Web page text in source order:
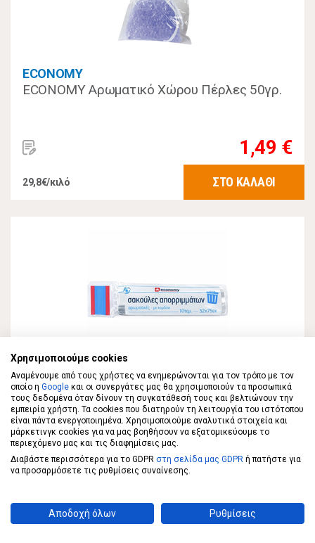
ECONOMY
ECONOMY Αρωματικό Χώρου Πέρλες 50γρ.
1,49 €
29,8€/κιλό ΣΤΟ ΚΑΛΑΘΙ
ECONOMY
ECONOMY Σακούλες Απορριμμάτων
52x75cm
0,99 €
Χρησιμοποιούμε cookies
Αναμένουμε από τους χρήστες να ενημερώνονται για τον τρόπο με τον
οποίο η Google και οι συνεργάτες μας θα χρησιμοποιούν τα προσωπικά
τους δεδομένα όταν δίνουν τη συγκατάθεσή τους και βελτιώνουν την
εμπειρία χρήστη. Τα cookies που διατηρούν τη λειτουργία του ιστότοπου
είναι πάντα ενεργοποιημένα. Χρησιμοποιούμε αναλυτικά στοιχεία και
μάρκετινγκ cookies για να μας βοηθήσουν να εξατομικεύουμε το
περιεχόμενο μας και τις διαφημίσεις μας.
Διαβάστε περισσότερα για το GDPR στη σελίδα μας GDPR ή πατήστε για
να προσαρμόσετε τις ρυθμίσεις συναίνεσης.
Αποδοχή όλων Ρυθμίσεις